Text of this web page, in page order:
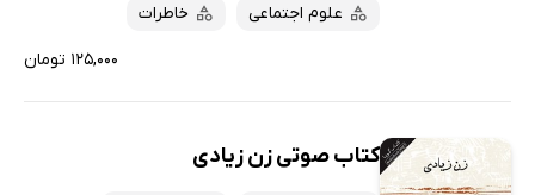
علوم اجتماعی خاطرات
۱۲۵,۰۰۰ تومان
کتاب صوتی زن زیادی